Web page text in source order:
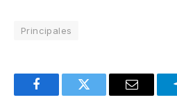
Principales
FacebookTwitter Email